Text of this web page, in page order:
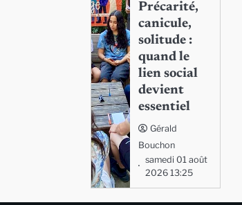
Précarité,
canicule,
solitude :
quand le
lien social
devient
essentiel
Gérald
Bouchon
samedi 01 août
2026 13:25